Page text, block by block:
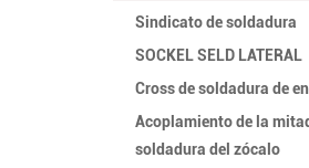
Sindicato de soldadura
SOCKEL SELD LATERAL
Cross de soldadura de
Acoplamiento de la
soldadura del zócalo